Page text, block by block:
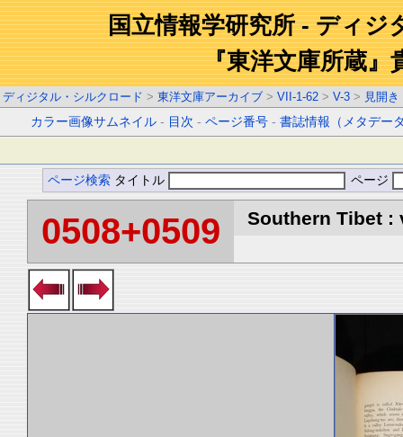
国立情報学研究所 - ディジ
『東洋文庫所蔵』
ディジタル・シルクロード > 東洋文庫アーカイブ > VII-1-62 > V-3 > 見開き
カラー画像サムネイル - 目次 -ページ番号 -書誌情報（メタデー
ページ検索 タイトル ページ
0508+0509 Southern Tibet :